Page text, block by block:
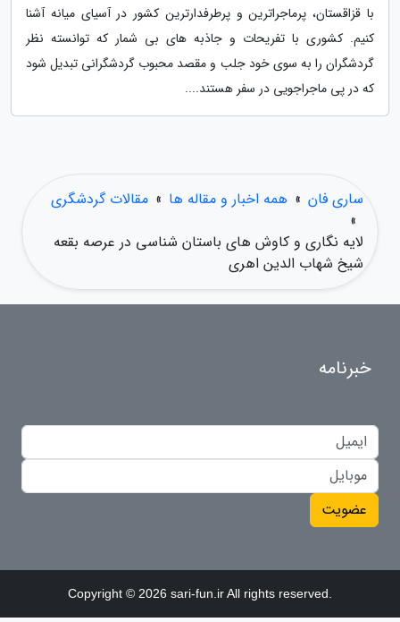
با قزاقستان، پرماجراترین و پرطرفدارترین کشور در آسیای میانه آشنا
کنیم. کشوری با تفریحات و جاذبه های بی شمار که توانسته نظر
گردشگران را به سوی خود جلب و مقصد محبوب گردشگرانی تبدیل شود
که در پی ماجراجویی در سفر هستند....
ساری فان » همه اخبار و مقاله ها » مقالات گردشگری
»
لایه نگاری و کاوش های باستان شناسی در عرصه بقعه
شیخ شهاب الدین اهری
خبرنامه
عضویت
Copyright © 2026 sari-fun.ir All rights reserved.